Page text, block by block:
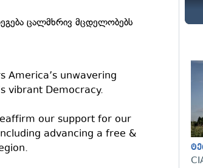
ცალმხრივ მცდელობებს
America’s unwavering
vibrant Democracy.
our support for our
advancing a free &